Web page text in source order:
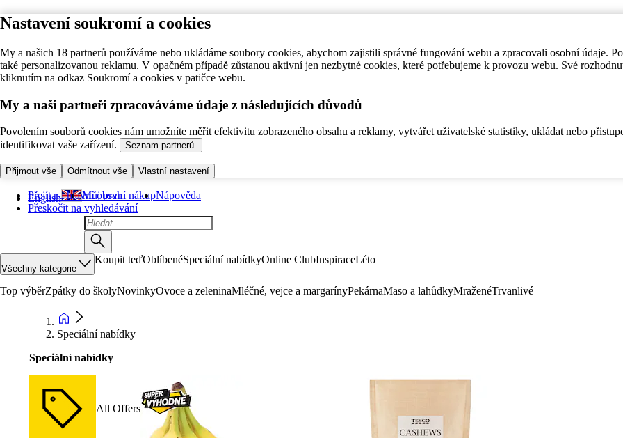
Nastavení soukromí a cookies
My a našich 18 partnerů používáme nebo ukládáme soubory cookies, abychom zajistili správné fungování webu a zpracovali osobní údaje.
také personalizovanou reklamu. V opačném případě zůstanou aktivní jen nezbytné cookies, které potřebujeme k provozu webu. Své
kliknutím na odkaz Soukromí a cookies v patičce webu.
My a naši partneři zpracováváme údaje z následujících důvodů
Povolením souborů cookies nám umožníte měřit efektivitu zobrazeného obsahu a reklamy, vytvářet uživatelské statistiky, ukládat nebo
identifikovat vaše zařízení.
Seznam partnerů.
Přijmout vše Odmítnout vše Vlastní nastavení
Přejít na hlavní obsah
Přeskočit na vyhledávání
English Můj první nákupNápověda
Všechny kategorie
Koupit teďOblíbenéSpeciální nabídkyOnline ClubInspiraceLéto
Top výběrZpátky do školyNovinkyOvoce a zeleninaMléčné, vejce a margarínyPekárnaMaso a lahůdkyMraženéTrvanlivé
Speciální nabídky
Speciální nabídky
All Offers